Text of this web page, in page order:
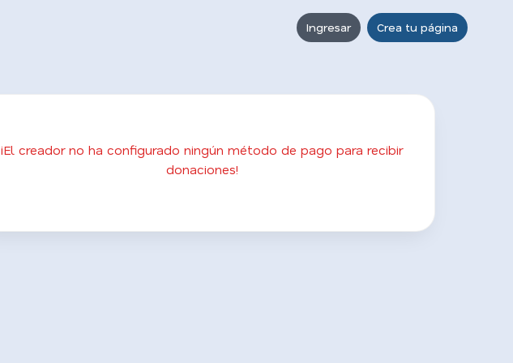
Ingresar Crea tu página
¡El creador no ha configurado ningún método de pago para recibir
donaciones!